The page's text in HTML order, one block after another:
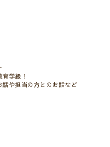
学級！
や担当の方とのお話など